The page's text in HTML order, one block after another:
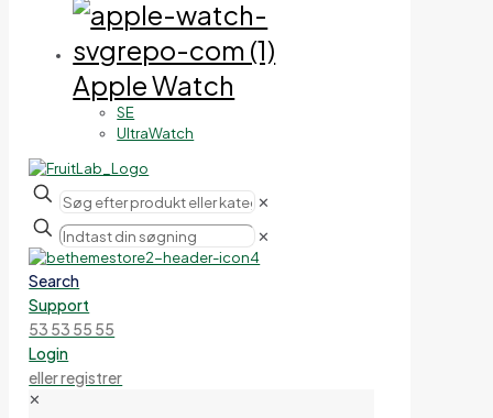
Apple Watch
SE
UltraWatch
✕
✕
Search
Support
53 53 55 55
Login
eller registrer
✕